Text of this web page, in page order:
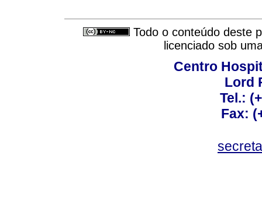
Todo o conteúdo deste
licenciado sob
Centro
Lord
Tel.:
Fax: